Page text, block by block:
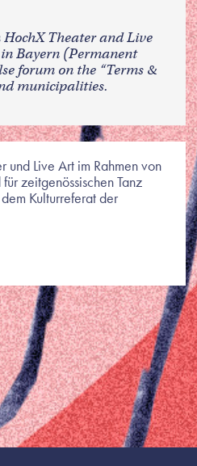
Theater and Live
Bayern (Permanent
forum on the “Terms &
municipalities.
und Live Art im Rahmen von
zeitgenössischen Tanz
Kulturreferat der